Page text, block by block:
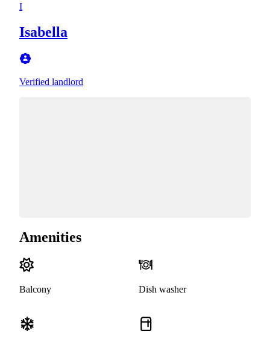
I
Isabella
Verified landlord
Amenities
Balcony Dish washer